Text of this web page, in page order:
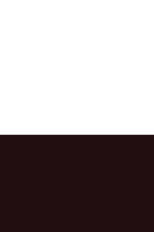
un feliz 2016